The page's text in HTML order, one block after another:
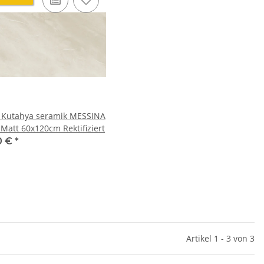
seramik MESSINA
60x120cm Rektifiziert
€ *
Artikel 1 - 3 von 3